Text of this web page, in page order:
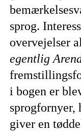
sprog.
overvejelser
egentlig
i bogen er
sprogfornyer,
giver en